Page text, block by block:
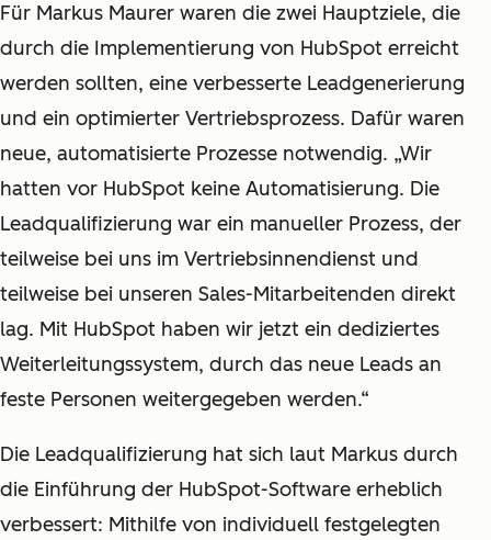
Für Markus Maurer waren die zwei Hauptziele, die
durch die Implementierung von HubSpot erreicht
werden sollten, eine verbesserte Leadgenerierung
und ein optimierter Vertriebsprozess. Dafür waren
neue, automatisierte Prozesse notwendig. „Wir
hatten vor HubSpot keine Automatisierung. Die
Leadqualifizierung war ein manueller Prozess, der
teilweise bei uns im Vertriebsinnendienst und
teilweise bei unseren Sales-Mitarbeitenden direkt
lag. Mit HubSpot haben wir jetzt ein dediziertes
Weiterleitungssystem, durch das neue Leads an
feste Personen weitergegeben werden.“
Die Leadqualifizierung hat sich laut Markus durch
die Einführung der HubSpot-Software erheblich
verbessert: Mithilfe von individuell festgelegten